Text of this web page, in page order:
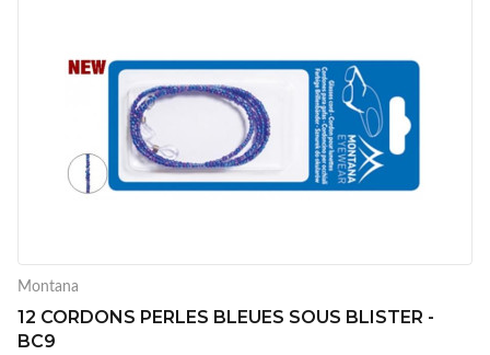
Montana
12 CORDONS PERLES BLEUES SOUS BLISTER -
BC9